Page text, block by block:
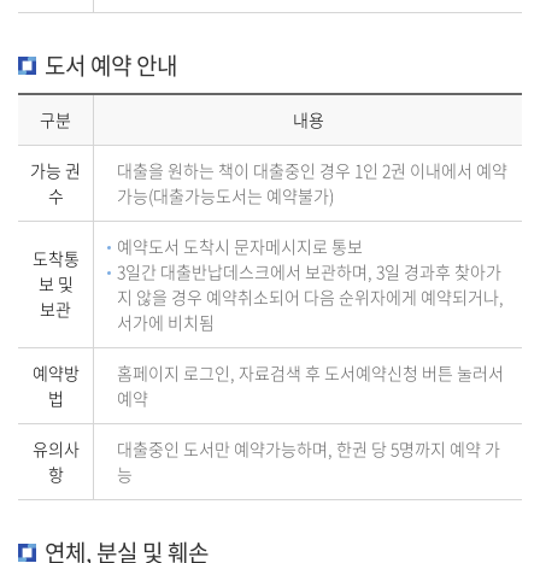
도서 예약 안내
구분 내용
가능 권
수
대출을 원하는 책이 대출중인 경우 1인 2권 이내에서 예약
가능(대출가능도서는 예약불가)
도착통
보 및
보관
예약도서 도착시 문자메시지로 통보
3일간 대출반납데스크에서 보관하며, 3일 경과후 찾아가
지 않을 경우 예약취소되어 다음 순위자에게 예약되거나,
서가에 비치됨
예약방
법
홈페이지 로그인, 자료검색 후 도서예약신청 버튼 눌러서
예약
유의사
항
대출중인 도서만 예약가능하며, 한권 당 5명까지 예약 가
능
연체, 분실 및 훼손